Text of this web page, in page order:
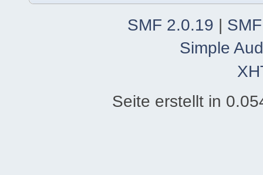
SMF 2.0.19
Simple
Seite erstellt in